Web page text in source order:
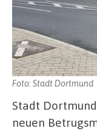
Foto: Stadt Dortmund
Stadt
neuen